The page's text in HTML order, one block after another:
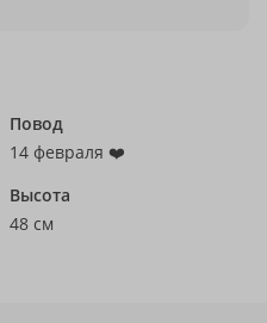
Повод
14 февраля ❤️
Высота
48 см